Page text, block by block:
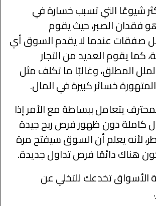
شيوعًا التي تسبب خسارة في
الصبر، حيث يقوم
صفقات عندما لا يقدم السوق أي
كما يقوم العديد من التجار
المطلق، وغالبًا ما تكلف مثل
خسائر كبيرة في المال.
يتعامل ببساطة مع الأمر إذا
كاملة دون ظهور فرص ربح جيدة
لأنه يعلم أن السوق سيفتح مرة
هناك دائمًا فرص تداول جديدة.
الأسواق تخدعك للتخلي عن